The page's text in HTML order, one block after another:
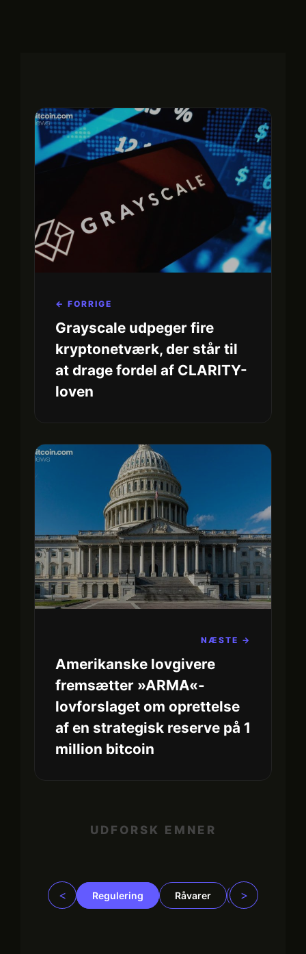
← FORRIGE
Grayscale udpeger fire
kryptonetværk, der står til
at drage fordel af CLARITY-
loven
NÆSTE →
Amerikanske lovgivere
fremsætter »ARMA«-
lovforslaget om oprettelse
af en strategisk reserve på 1
million bitcoin
UDFORSK EMNER
< Regulering Råvarer >